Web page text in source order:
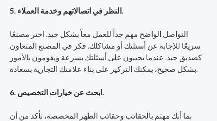
5. النظر في اتصالاتهم وخدمة العملاء.
التواصل الواضح مهم جداً للعمل معاً بشكل جيد. اختر مصنعًا
سريعًا للإجابة عن أسئلتك أو مشاكلك. فكر في المصنع المتعاون
كصديق جيد. عندما يجيبون على أسئلتك بسرعة ويقومون بالأمور
بشكل صحيح، يمكنك التركيز على بناء علامتك التجارية بسعادة.
6. ابحث عن خيارات التخصيص.
بما أنك مهتم بالحقائب وحقائب الظهر المخصصة، تأكد من أن